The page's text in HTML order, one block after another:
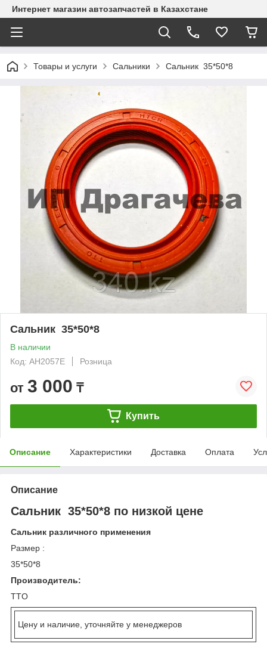
Интернет магазин автозапчастей в Казахстане
Товары и услуги Сальники Сальник 35*50*8
Сальник 35*50*8
В наличии
Код: AH2057E
Розница
от 3 000 ₸
Купить
Описание Характеристики Доставка Оплата
Описание
Сальник 35*50*8 по низкой цене
Сальник различного применения
Размер :
35*50*8
Производитель:
TTO
Цену и наличие, уточняйте у менеджеров